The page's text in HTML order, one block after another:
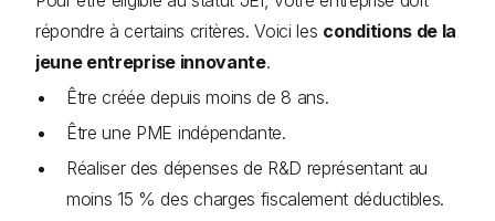
répondre à certains critères. Voici les conditions de la
jeune entreprise innovante.
Être créée depuis moins de 8 ans.
Être une PME indépendante.
Réaliser des dépenses de R&D représentant au
moins 15 % des charges fiscalement déductibles.